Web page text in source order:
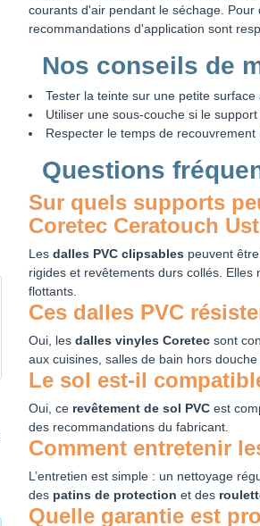
courants d'air pendant le séchage.
recommandations d'application sont
Nos conseils de
Tester la teinte sur une petite
Utiliser une sous-couche si le
Respecter le temps de
Questions
Sur quels supports
Coretec Ceratouch
Les dalles PVC clipsables peuvent
rigides et revêtements durs collés.
flottants.
Ces dalles PVC
Oui, les dalles vinyles Coretec sont
aux cuisines, salles de bain hors
Le sol est-il
Oui, ce revêtement de sol PVC est
des recommandations du fabricant.
Comment entretenir
L’entretien est simple : un nettoyage
des patins de protection et des
Quelle garantie est